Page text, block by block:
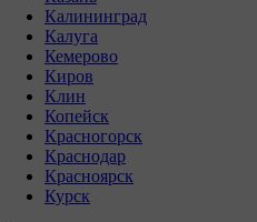
Калининград
Калуга
Кемерово
Киров
Клин
Копейск
Красногорск
Краснодар
Красноярск
Курск